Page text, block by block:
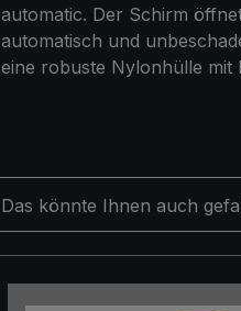
automatic. Der Schirm
automatisch und
eine robuste Nylonhülle mit
Das könnte Ihnen auch